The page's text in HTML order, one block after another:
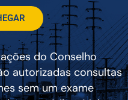
do Conselho
autorizadas consultas
sem um exame